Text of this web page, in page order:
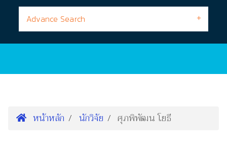
Advance Search
หน้าหลัก นักวิจัย ศุภพิพัฒน โยธี